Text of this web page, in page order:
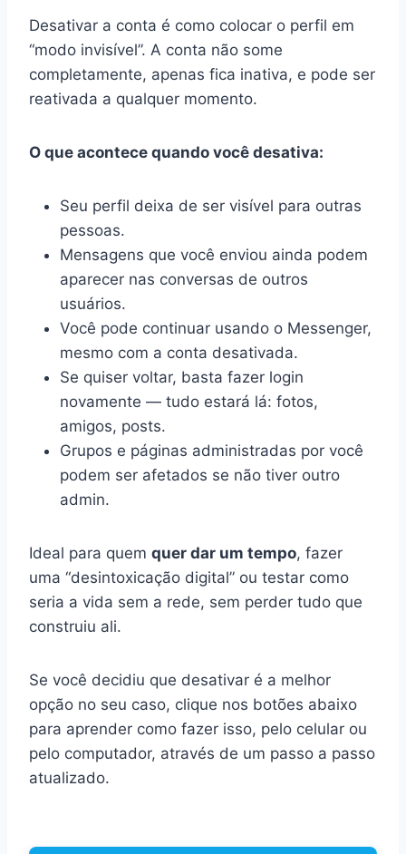
Desativar a conta é como colocar o perfil em
“modo invisível”. A conta não some
completamente, apenas fica inativa, e pode ser
reativada a qualquer momento.
O que acontece quando você desativa:
Seu perfil deixa de ser visível para outras
pessoas.
Mensagens que você enviou ainda podem
aparecer nas conversas de outros
usuários.
Você pode continuar usando o Messenger,
mesmo com a conta desativada.
Se quiser voltar, basta fazer login
novamente — tudo estará lá: fotos,
amigos, posts.
Grupos e páginas administradas por você
podem ser afetados se não tiver outro
admin.
Ideal para quem quer dar um tempo, fazer
uma “desintoxicação digital” ou testar como
seria a vida sem a rede, sem perder tudo que
construiu ali.
Se você decidiu que desativar é a melhor
opção no seu caso, clique nos botões abaixo
para aprender como fazer isso, pelo celular ou
pelo computador, através de um passo a passo
atualizado.